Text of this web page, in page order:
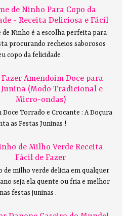
de Ninho Para Copo da
- Receita Deliciosa e Fácil
de Ninho é a escolha perfeita para
procurando recheios saborosos
copo da felicidade .
Fazer Amendoim Doce para
Junina (Modo Tradicional e
Micro-ondas)
Doce Torrado e Crocante : A Doçura
as Festas Juninas !
de Milho Verde Receita
Fácil de Fazer
de milho verde delicia em qualquer
seja ela quente ou fria e melhor
festas juninas .